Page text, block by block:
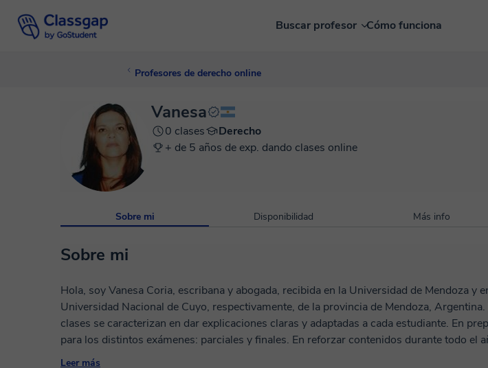
Buscar profesor Cómo funciona
Profesores de derecho online
Vanesa
0 clases
Derecho
+ de 5 años de exp. dando clases online
Sobre mi Disponibilidad Más info
Sobre mi
Hola, soy Vanesa Coria, escribana y abogada, recibida en la Universidad de Mendoza y
Universidad Nacional de Cuyo, respectivamente, de la provincia de Mendoza, Argentina.
clases se caracterizan en dar explicaciones claras y adaptadas a cada estudiante. En
para los distintos exámenes: parciales y finales. En reforzar contenidos durante todo el
personalizadas, con seguimiento y acompañamiento. Van dirigidas al nivel secundario y
Leer más